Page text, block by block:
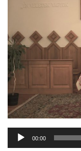
Audió
00:00